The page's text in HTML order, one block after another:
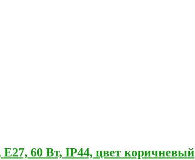
60 Вт, IP44, цвет коричневый